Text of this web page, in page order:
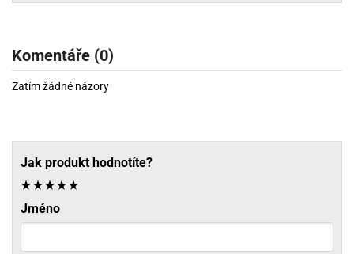
Komentáře (0)
Zatím žádné názory
Jak produkt hodnotíte?
Jméno